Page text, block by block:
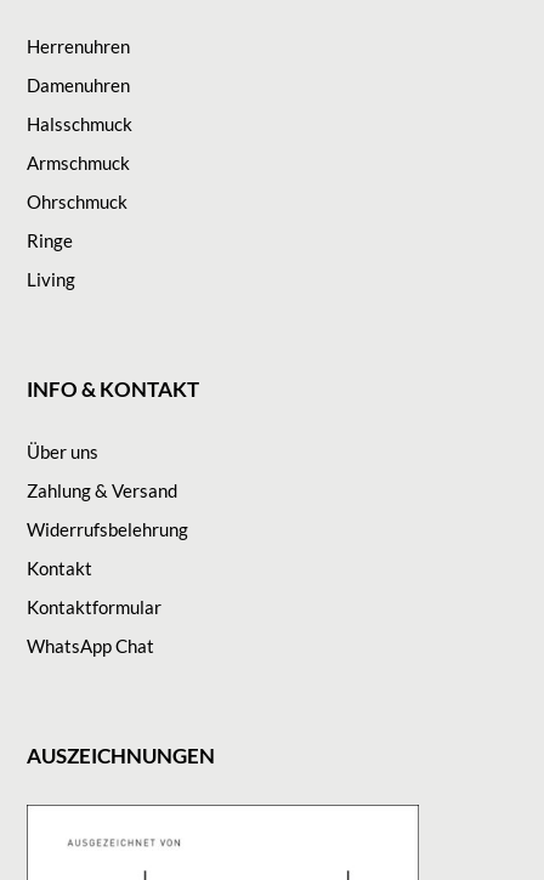
Herrenuhren
Damenuhren
Halsschmuck
Armschmuck
Ohrschmuck
Ringe
Living
INFO & KONTAKT
Über uns
Zahlung & Versand
Widerrufsbelehrung
Kontakt
Kontaktformular
WhatsApp Chat
AUSZEICHNUNGEN